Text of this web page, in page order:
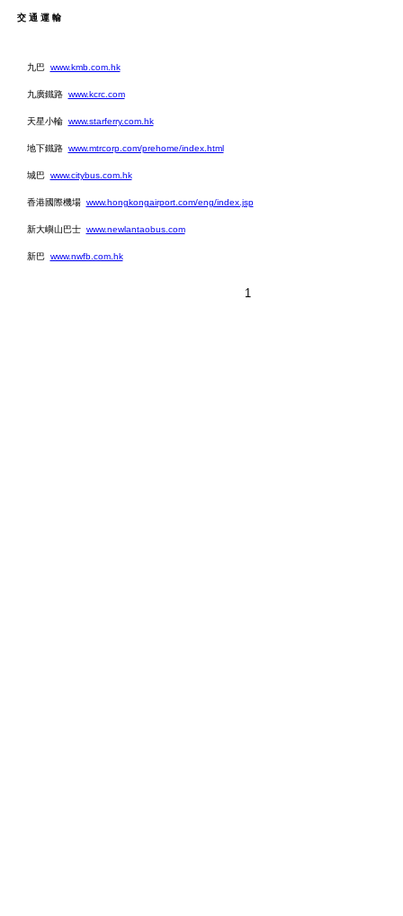
交通運輸
九巴 www.kmb.com.hk
九廣鐵路 www.kcrc.com
天星小輪 www.starferry.com.hk
地下鐵路 www.mtrcorp.com/prehome/index.html
城巴 www.citybus.com.hk
香港國際機場 www.hongkongairport.com/eng/index.jsp
新大嶼山巴士 www.newlantaobus.com
新巴 www.nwfb.com.hk
1